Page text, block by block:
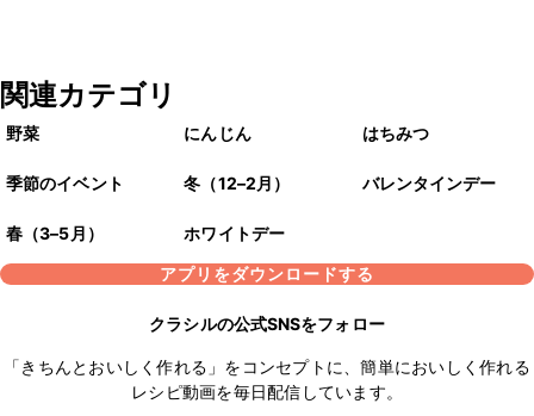
関連カテゴリ
野菜 にんじん はちみつ
季節のイベント 冬（12–2月） バレンタインデー
春（3–5月）
ホワイトデー
アプリをダウンロードする
クラシルの公式SNSをフォロー
「きちんとおいしく作れる」をコンセプトに、簡単においしく作れる
レシピ動画を毎日配信しています。